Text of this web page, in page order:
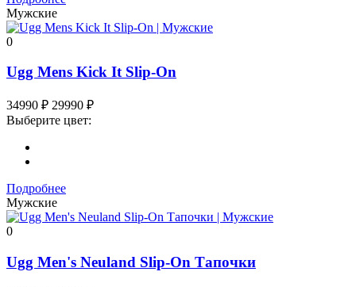
Мужские
0
Ugg Mens Kick It Slip-On
34990 ₽ 29990 ₽
Выберите цвет:
Подробнее
Мужские
0
Ugg Men's Neuland Slip-On Тапочки